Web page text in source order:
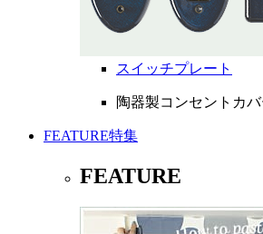
スイッチプレート
陶器製コンセントカ
FEATURE特集
FEATURE